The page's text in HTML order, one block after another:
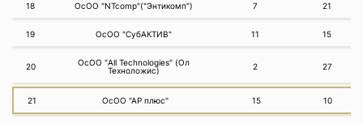
18 ОсОО "NTcomp"("Энтикомп") 7 21
19 ОсОО "СубАКТИВ" 11 15
20
ОсОО "All Technologies" (Ол
Техноложис)
2 27
21 ОсОО "АР плюс" 15 10